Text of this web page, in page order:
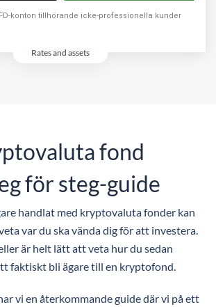
konton tillhörande icke-professionella kunder
Rates and assets
fond
för steg-guide
handlat med kryptovaluta fonder kan
var du ska vända dig för att investera.
är helt lätt att veta hur du sedan
faktiskt bli ägare till en kryptofond.
vi en återkommande guide där vi på ett